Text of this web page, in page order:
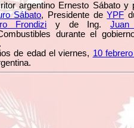
argentino Ernesto Sábato y
Sábato, Presidente deYPF
Frondizi y de Ing. Juan
durante el
de edad el viernes, 10